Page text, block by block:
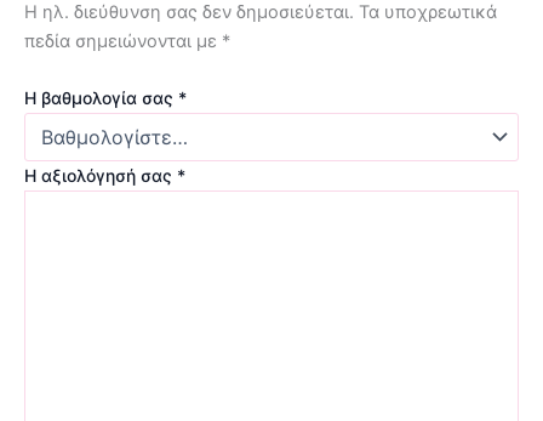
Η ηλ. διεύθυνση σας δεν δημοσιεύεται. Τα υποχρεωτικά
πεδία σημειώνονται με *
Η βαθμολογία σας *
Η αξιολόγησή σας *